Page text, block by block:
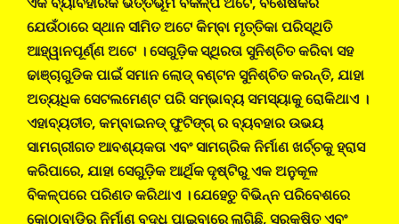
ଯେଉଁଠାରେ ସ୍ଥାନ ସୀମିତ ଅଟେ କିମ୍ବା ମୃତ୍ତିକା ପରିସ୍ଥିତି
ଆହ୍ୱାନପୂର୍ଣ୍ଣ ଅଟେ । ସେଗୁଡ଼ିକ ସ୍ଥିରତା ସୁନିଶ୍ଚିତ କରିବା ସହ
ଢାଞ୍ଚାଗୁଡିକ ପାଇଁ ସମାନ ଲୋଡ୍ ବଣ୍ଟନ ସୁନିଶ୍ଚିତ କରନ୍ତି, ଯାହା
ଅତ୍ୟଧିକ ସେଟଲମେଣ୍ଟ ପରି ସମ୍ଭାବ୍ୟ ସମସ୍ୟାକୁ ରୋକିଥାଏ ।
ଏହାବ୍ୟତୀତ, କମ୍ବାଇନଡ୍ ଫୁଟିଙ୍ଗ୍ ର ବ୍ୟବହାର ଉଭୟ
ସାମଗ୍ରୀଗତ ଆବଶ୍ୟକତା ଏବଂ ସାମଗ୍ରିକ ନିର୍ମାଣ ଖର୍ଚ୍ଚକୁ ହ୍ରାସ
କରିପାରେ, ଯାହା ସେଗୁଡ଼ିକ ଆର୍ଥିକ ଦୃଷ୍ଟିରୁ ଏକ ଅନୁକୂଳ
ବିକଳ୍ପରେ ପରିଣତ କରିଥାଏ । ଯେହେତୁ ବିଭିନ୍ନ ପରିବେଶରେ
କୋଠାବାଡ଼ିର ନିର୍ମାଣ ବୃଦ୍ଧି ପାଇବାରେ ଲାଗିଛି, ସୁରକ୍ଷିତ ଏବଂ